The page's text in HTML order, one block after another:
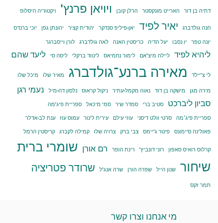
דתיה בן דור הארייט מונקסטר הרלן קובן ויויאן פרנץ' ויקטוריה היסלופ
חנה גולדברג יאיר לפיד יאן-פיליפ סנדקר יהודית קציר יהונתן גפן יוכי ברנדס
יונה טפר יו נסבו יעל הדיה כריסטין האנה לאה גולדברג לורן וייסברגר
ליהיא לפיד ליילה מיצ'אם לימור נחמיאס לינווד ברקלי ליסה סי ליעד שהם
לי צ'יילד מאירה ברנע־גולדברג מאיר שלו מיכל שלו
מירה מגן מישקה בן דוד נאוה מקמל-עתיר ניקול קראוס נלסון דה-מיל
נעמי רגן
סביון ליברכט
סטיב ברי סמדר שיר סמי מיכאל
ספריית פיג'מה
ספריית פיג׳מה
סרטי וולט דיסני עוזי עילם עירית לינור עמוס עוז
ענת לב-אדלר
פאולינה סיימונס
פיטר ג'יימס צבי ברק צרויה שלו קמילה לקברג קריסטין הרמל
קרלוס רואיס סאפון רוני דונביץ' רינת הופר רם אורן שומרי ברית
שיחור
שנון הייל שפרה הורן שרה אנג'ל שרודר פטריציה
תמר זקס
מי אנחנו וצרו קשר